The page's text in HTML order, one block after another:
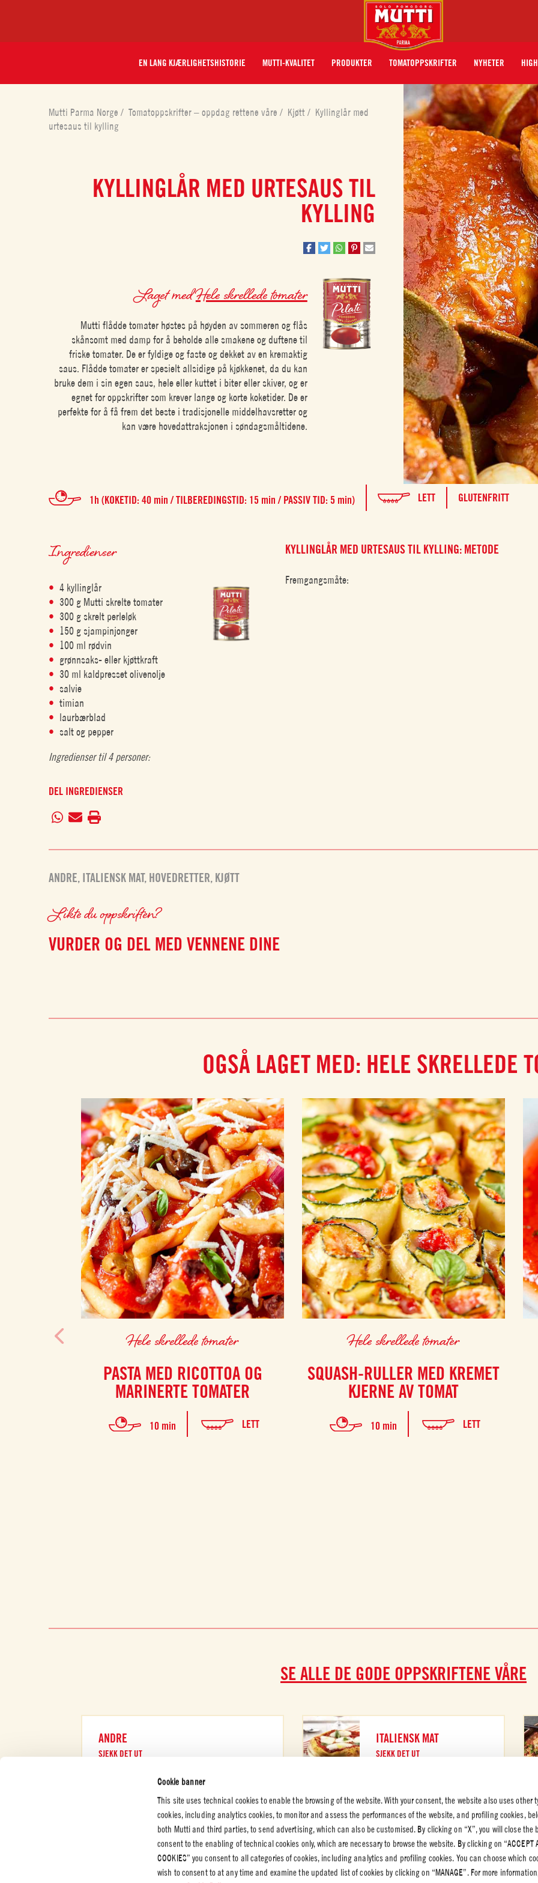
Cookie banner
This site uses technical cookies to enable the browsing of the website. With your consent, the website also uses other
cookies, including analytics cookies, to monitor and assess the performances of the website, and profiling cookies,
both Mutti and third parties, to send advertising, which can also be customised. By clicking on “X”, you will close the
consent to the enabling of technical cookies only, which are necessary to browse the website. By clicking on “ACCEPT
COOKIES” you consent to all categories of cookies, including analytics and profiling cookies. You can choose which
wish to consent to at any time and examine the updated list of cookies by clicking on “MANAGE”. For more
EN LANG KJÆRLIGHETSHISTORIE MUTTI-KVALITET PRODUKTER TOMATOPPSKRIFTER NYHETER
Mutti Parma Norge/ Tomatoppskrifter – oppdag rettene våre/ Kjøtt/ Kyllinglår med
urtesaus til kylling
KYLLINGLÅR MED URTESAUS TIL
KYLLING
Laget medHele skrellede tomater
Mutti flådde tomater høstes på høyden av sommeren og flås
skånsomt med damp for å beholde alle smakene og duftene til
friske tomater. De er fyldige og faste og dekket av en kremaktig
saus. Flådde tomater er spesielt allsidige på kjøkkenet, da du kan
bruke dem i sin egen saus, hele eller kuttet i biter eller skiver, og er
egnet for oppskrifter som krever lange og korte koketider. De er
perfekte for å få frem det beste i tradisjonelle middelhavsretter og
kan være hovedattraksjonen i søndagsmåltidene.
1h (KOKETID: 40 min / TILBEREDINGSTID: 15 min / PASSIV TID: 5 min) LETT GLUTENFRITT
Ingredienser
4 kyllinglår
300 g Mutti skrelte tomater
300 g skrelt perleløk
150 g sjampinjonger
100 ml rødvin
grønnsaks- eller kjøttkraft
30 ml kaldpresset olivenolje
salvie
timian
laurbærblad
salt og pepper
Ingredienser til 4 personer:
DEL INGREDIENSER
KYLLINGLÅR MED URTESAUS TIL KYLLING: METODE
Fremgangsmåte:
ANDRE, ITALIENSK MAT, HOVEDRETTER, KJØTT
Likte du oppskriften?
VURDER OG DEL MED VENNENE DINE
OGSÅ LAGET MED: HELE SKRELLEDE
Hele skrellede tomater
PASTA MED RICOTTOA OG
MARINERTE TOMATER
10 min LETT
Hele skrellede tomater
SQUASH-RULLER MED KREMET
KJERNE AV TOMAT
10 min LETT
SE ALLE DE GODE OPPSKRIFTENE VÅRE
ANDRE
SJEKK DET UT
ITALIENSK MAT
SJEKK DET UT
BEDRIFT
Sertifiseringer
Etiske retningslinjer
JURIDISK OG
PERSONVERN
Personvernpolicy